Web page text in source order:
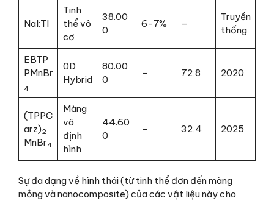
NaI:Tl
Tinh
thể vô
cơ
38.00
0
6-7% –
Truyền
thống
EBTP
PMnBr
4
0D
Hybrid
80.00
0
– 72,8 2020
(TPPC
arz)2
MnBr4
Màng
vô
định
hình
44.60
0
– 32,4 2025
Sự đa dạng về hình thái (từ tinh thể đơn đến màng
mỏng và nanocomposite) của các vật liệu này cho